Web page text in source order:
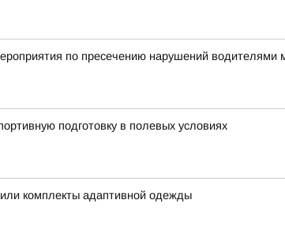
по пресечению нарушений водителями
подготовку в полевых условиях
комплекты адаптивной одежды